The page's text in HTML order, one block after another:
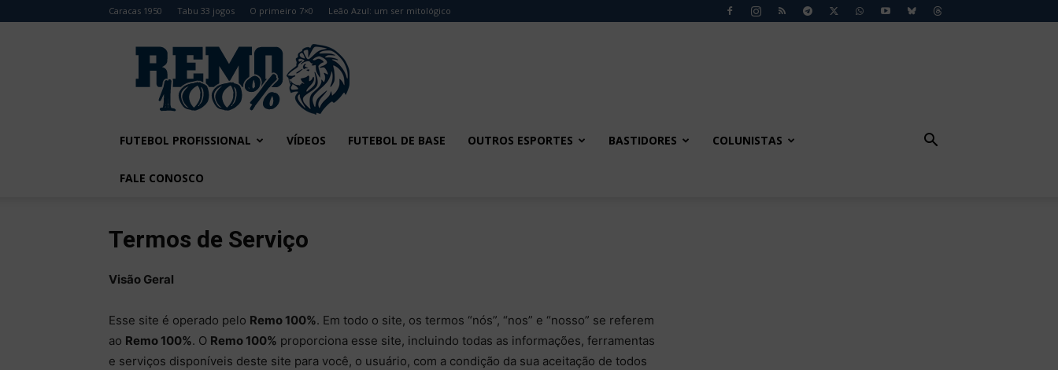
Caracas 1950 Tabu 33 jogos O primeiro 7×0 Leão Azul: um ser mitológico
Remo
FUTEBOL PROFISSIONAL VÍDEOS FUTEBOL DE BASE OUTROS ESPORTES BASTIDORES COLUNISTAS
FALE CONOSCO
Termos de Serviço
Visão Geral
Esse site é operado pelo Remo 100%. Em todo o site, os termos “nós”, “nos” e “nosso” se referem
ao Remo 100%. O Remo 100% proporciona esse site, incluindo todas as informações, ferramentas
e serviços disponíveis deste site para você, o usuário, com a condição da sua aceitação de todos